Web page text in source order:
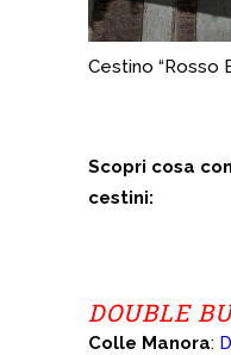
Cestino “Rosso
Scopri cosa
cestini:
DOUBLE
Colle Manora: